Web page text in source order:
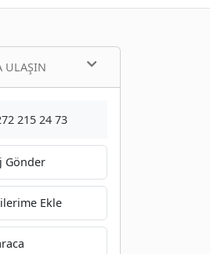
ULAŞIN
215 24 73
Gönder
Ekle